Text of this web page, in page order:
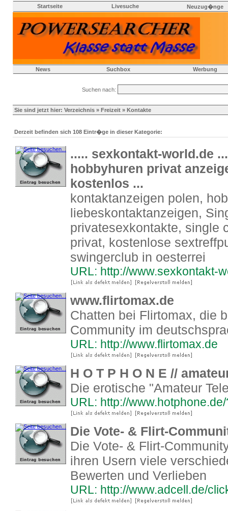
Startseite Livesuche Neuzug�nge
News Suchbox Werbung
Suchen nach:
Sie sind jetzt hier: Verzeichnis » Freizeit » Kontakte
Derzeit befinden sich 108 Eintr�ge in dieser Kategorie:
..... sexkontakt-world.de
hobbyhuren privat
kostenlos ...
kontaktanzeigen polen,
liebeskontaktanzeigen,
privatesexkontakte, single
privat, kostenlose
swingerclub in oesterrei
URL: http://www.sexkontakt-
www.flirtomax.de
Chatten bei Flirtomax, die
Community im
URL: http://www.flirtomax.de
H O T P H O N E //
Die erotische "Amateur
URL: http://
Die Vote- & Flirt-
Die Vote- & Flirt-
ihren Usern viele
Bewerten und Verlieben
URL: http://www.adcell.de/